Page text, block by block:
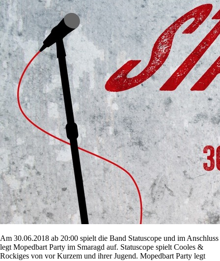
Am 30.06.2018 ab 20:00 spielt die Band Statuscope und im Anschluss
legt Mopedbart Party im Smaragd auf. Statuscope spielt Cooles &
Rockiges von vor Kurzem und ihrer Jugend. Mopedbart Party legt